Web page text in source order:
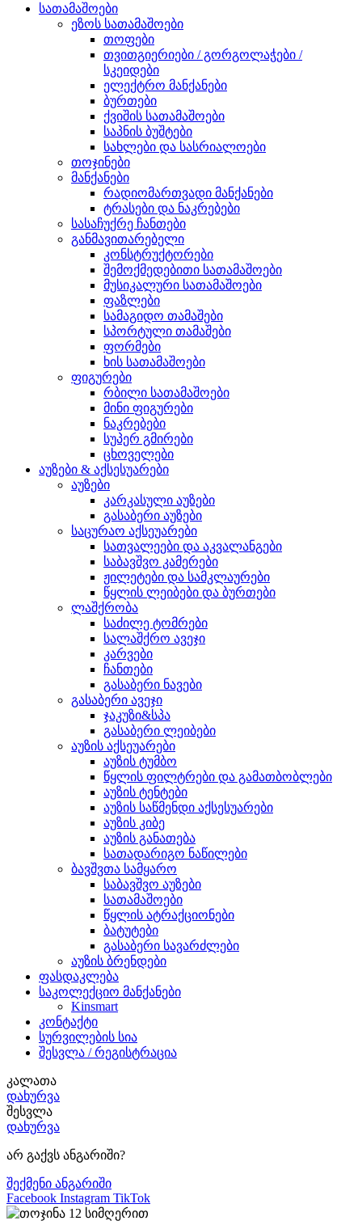
სათამაშოები
ეზოს სათამაშოები
თოფები
თვითგიერიები / გორგოლაჭები /
სკეიდები
ელექტრო მანქანები
ბურთები
ქვიშის სათამაშოები
საპნის ბუშტები
სახლები და სასრიალოები
თოჯინები
მანქანები
რადიომართვადი მანქანები
ტრასები და ნაკრებები
სასაჩუქრე ჩანთები
განმავითარებელი
კონსტრუქტორები
შემოქმედებითი სათამაშოები
მუსიკალური სათამაშოები
ფაზლები
სამაგიდო თამაშები
სპორტული თამაშები
ფორმები
ხის სათამაშოები
ფიგურები
რბილი სათამაშოები
მინი ფიგურები
ნაკრებები
სუპერ გმირები
ცხოველები
აუზები & აქსესუარები
აუზები
კარკასული აუზები
გასაბერი აუზები
საცურაო აქსეუარები
სათვალეები და აკვალანგები
საბავშვო კამერები
ჟილეტები და სამკლაურები
წყლის ლეიბები და ბურთები
ლაშქრობა
საძილე ტომრები
სალაშქრო ავეჯი
კარვები
ჩანთები
გასაბერი ნავები
გასაბერი ავეჯი
ჯაკუზი&სპა
გასაბერი ლეიბები
აუზის აქსეუარები
აუზის ტუმბო
წყლის ფილტრები და გამათბობლები
აუზის ტენტები
აუზის საწმენდი აქსესუარები
აუზის კიბე
აუზის განათება
სათადარიგო ნაწილები
ბავშვთა სამყარო
საბავშვო აუზები
სათამაშოები
წყლის ატრაქციონები
ბატუტები
გასაბერი სავარძლები
აუზის ბრენდები
ფასდაკლება
საკოლექციო მანქანები
Kinsmart
კონტაქტი
სურვილების სია
შესვლა / რეგისტრაცია
კალათა
დახურვა
შესვლა
დახურვა
არ გაქვს ანგარიში?
შექმენი ანგარიში
Facebook Instagram TikTok